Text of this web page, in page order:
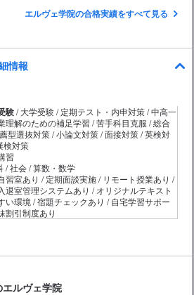
エルヴェ学院の合格実績をすべて見る
情報
験/ 大学受験 / 定期テスト・内申対策 / 中高一
理解のための補足学習 / 苦手科目克服 / 総合
型選抜対策 / 小論文対策 / 面接対策 / 英検対
検対策
習
/ 社会 / 算数・数学
習室あり / 定期面談実施 / リモート授業あり /
退室管理システムあり / オリジナルテキスト
い環境 / 宿題チェックあり / 自宅学習サポー
割引制度あり
ルヴェ学院